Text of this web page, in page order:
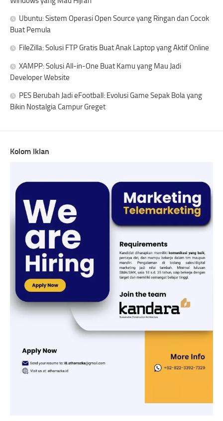
Ubuntu: Sistem Operasi Open Source yang Ringan dan Cocok
Buat Pemula
FileZilla: Solusi FTP Gratis Buat Anak Laptop yang Aktif Online
XAMPP: Solusi All-in-One Buat Kamu yang Mau Jadi
Developer Website
PES Berubah Jadi eFootball: Evolusi Game Sepak Bola yang
Bikin Nostalgia Campur Greget
Kolom Iklan